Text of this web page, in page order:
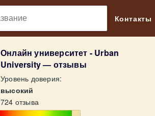
Контакты
Онлайн университет - Urban
University — отзывы
Уровень доверия:
высокий
724 отзыва